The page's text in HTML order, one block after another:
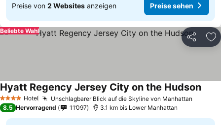
Preise von 2 Websites anzeigen Preise sehen
Teilen
Beliebte Wahl
4 Sterne Hotel Unschlagbarer Blick auf die Skyline von Manhattan
Hyatt Regency Jersey City on the Hudson
8.5 Hervorragend 11’097 3.1 km bis Lower Manhattan